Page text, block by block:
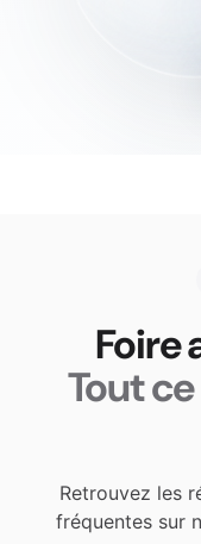
Foire
Tout
Retrouvez les
fréquentes sur